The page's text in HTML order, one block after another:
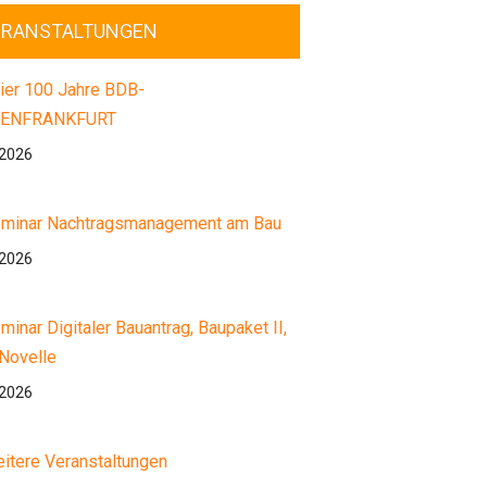
100 Jahre BDB-
Nachtragsmanagement am Bau
Digitaler Bauantrag, Baupaket II,
Veranstaltungen